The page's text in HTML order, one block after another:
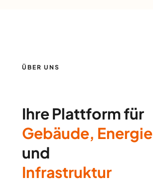
ÜBER UNS
Ihre Plattform für
Gebäude, Energie
und
Infrastruktur